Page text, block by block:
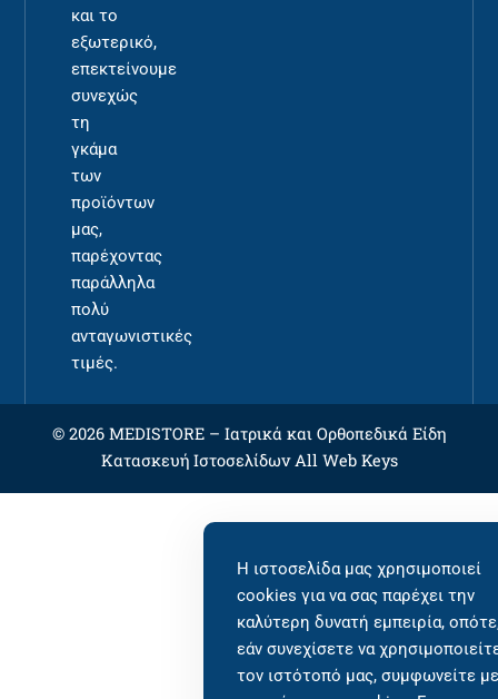
και το
εξωτερικό,
επεκτείνουμε
συνεχώς
τη
γκάμα
των
προϊόντων
μας,
παρέχοντας
παράλληλα
πολύ
ανταγωνιστικές
τιμές.
© 2026 MEDISTORE – Ιατρικά και Ορθοπεδικά Είδη
Κατασκευή ΙστοσελίδωνAll Web Keys
Η ιστοσελίδα μας χρησιμοποιεί
cookies για να σας παρέχει την
καλύτερη δυνατή εμπειρία,
εάν συνεχίσετε να
τον ιστότοπό μας, συμφωνείτε με